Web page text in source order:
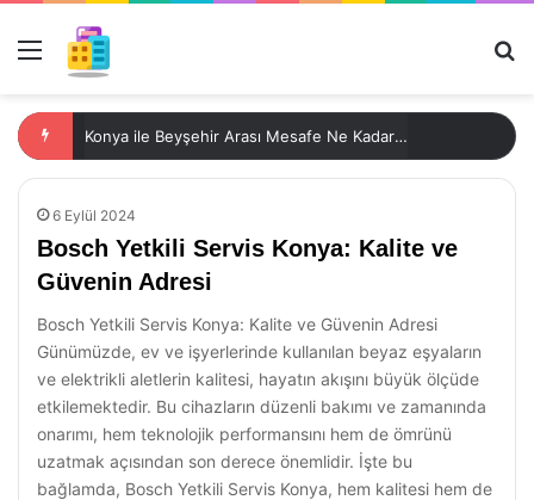
Menü
Konya ile Beyşehir Arası Mesafe Ne Kadardır?
6 Eylül 2024
Bosch Yetkili Servis Konya: Kalite ve
Güvenin Adresi
Bosch Yetkili Servis Konya: Kalite ve Güvenin Adresi
Günümüzde, ev ve işyerlerinde kullanılan beyaz eşyaların
ve elektrikli aletlerin kalitesi, hayatın akışını büyük ölçüde
etkilemektedir. Bu cihazların düzenli bakımı ve zamanında
onarımı, hem teknolojik performansını hem de ömrünü
uzatmak açısından son derece önemlidir. İşte bu
bağlamda, Bosch Yetkili Servis Konya, hem kalitesi hem de